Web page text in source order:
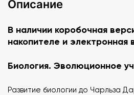
Описание
В наличии коробочная
накопителе и электронная
Биология. Эволюционное
Развитие биологии до Чарльза